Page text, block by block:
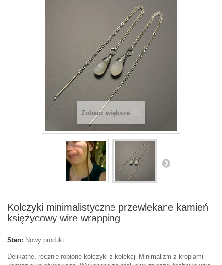
Zobacz większe
Kolczyki minimalistyczne przewlekane kamień
księżycowy wire wrapping
Stan: Nowy produkt
Delikatne, ręcznie robione kolczyki z kolekcji Minimalizm z kroplami